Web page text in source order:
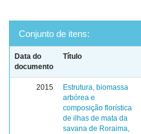
Conjunto de itens:
Data do
documento
Título
2015
Estrutura, biomassa
arbórea e
composição florística
de ilhas de mata da
savana de Roraima,